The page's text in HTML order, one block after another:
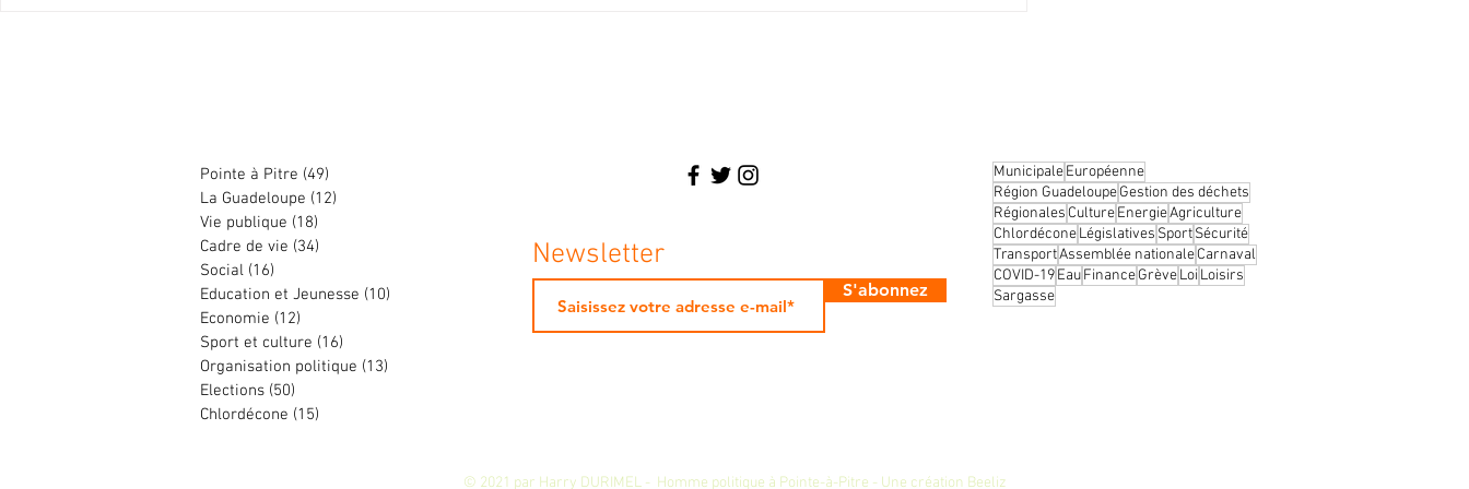
Pointe à Pitre (49)
La Guadeloupe (12)
Vie publique (18)
Cadre de vie (34)
Social (16)
Education et Jeunesse (10)
Economie (12)
Sport et culture (16)
Organisation politique (13)
Elections (50)
Chlordécone (15)
Newsletter
S'abonnez
MunicipaleEuropéenne
Région GuadeloupeGestion des déchets
Régionales CultureEnergieAgriculture
ChlordéconeLégislatives SportSécurité
TransportAssemblée nationaleCarnaval
COVID-19EauFinanceGrèveLoi Loisirs
Sargasse
© 2021 par Harry DURIMEL - Homme politique à Pointe-à-Pitre - Une création Beeliz